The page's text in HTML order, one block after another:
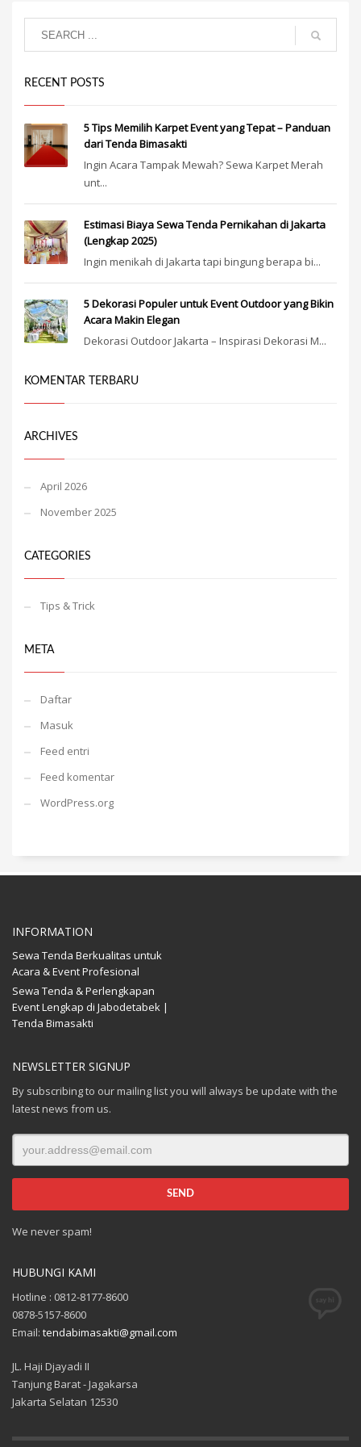
RECENT POSTS
5 Tips Memilih Karpet Event yang Tepat – Panduan
dari Tenda Bimasakti
Ingin Acara Tampak Mewah? Sewa Karpet Merah
unt...
Estimasi Biaya Sewa Tenda Pernikahan di Jakarta
(Lengkap 2025)
Ingin menikah di Jakarta tapi bingung berapa bi...
5 Dekorasi Populer untuk Event Outdoor yang Bikin
Acara Makin Elegan
Dekorasi Outdoor Jakarta – Inspirasi Dekorasi M...
KOMENTAR TERBARU
ARCHIVES
April 2026
November 2025
CATEGORIES
Tips & Trick
META
Daftar
Masuk
Feed entri
Feed komentar
WordPress.org
INFORMATION
Sewa Tenda Berkualitas untuk
Acara & Event Profesional
Sewa Tenda & Perlengkapan
Event Lengkap di Jabodetabek |
Tenda Bimasakti
NEWSLETTER SIGNUP
By subscribing to our mailing list you will always be update with the
latest news from us.
We never spam!
HUBUNGI KAMI
Hotline : 0812-8177-8600
0878-5157-8600
Email: tendabimasakti@gmail.com
JL. Haji Djayadi II
Tanjung Barat - Jagakarsa
Jakarta Selatan 12530